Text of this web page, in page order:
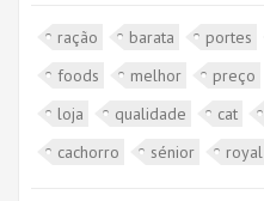
ração barata portes
foods
melhor preço
loja
qualidade cat
cachorro
sénior royal